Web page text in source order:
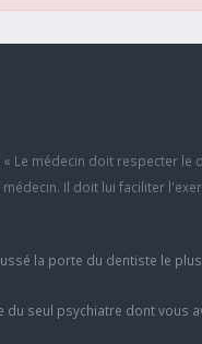
« Le médecin doit respecter le
Il doit lui faciliter
la porte du dentiste le plus
du seul psychiatre dont vous